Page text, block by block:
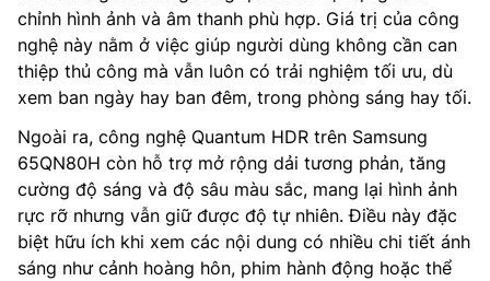
chỉnh hình ảnh và âm thanh phù hợp. Giá trị của công
nghệ này nằm ở việc giúp người dùng không cần can
thiệp thủ công mà vẫn luôn có trải nghiệm tối ưu, dù
xem ban ngày hay ban đêm, trong phòng sáng hay tối.
Ngoài ra, công nghệ Quantum HDR trên Samsung
65QN80H còn hỗ trợ mở rộng dải tương phản, tăng
cường độ sáng và độ sâu màu sắc, mang lại hình ảnh
rực rỡ nhưng vẫn giữ được độ tự nhiên. Điều này đặc
biệt hữu ích khi xem các nội dung có nhiều chi tiết ánh
sáng như cảnh hoàng hôn, phim hành động hoặc thể